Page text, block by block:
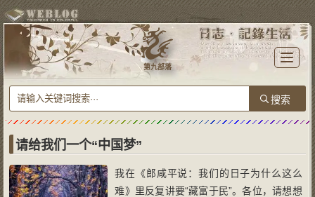
T
o
l
e
n
i
n
第九部落
请给我们一个“中国梦”
我在《郎咸平说：我们的日子为什么这么
难》里反复讲要“藏富于民”。各位，请想想